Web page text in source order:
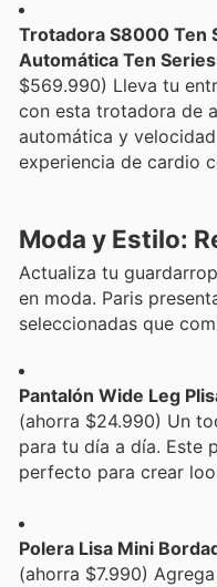
Trotadora S8000 Ten
Automática Ten Series
$569.990) Lleva tu
con esta trotadora de
automática y
experiencia de cardio
Moda y Estilo:
Actualiza tu
en moda. Paris
seleccionadas que
Pantalón Wide Leg
(ahorra $24.990) Un
para tu día a día. Este
perfecto para crear
Polera Lisa Mini
(ahorra $7.990)